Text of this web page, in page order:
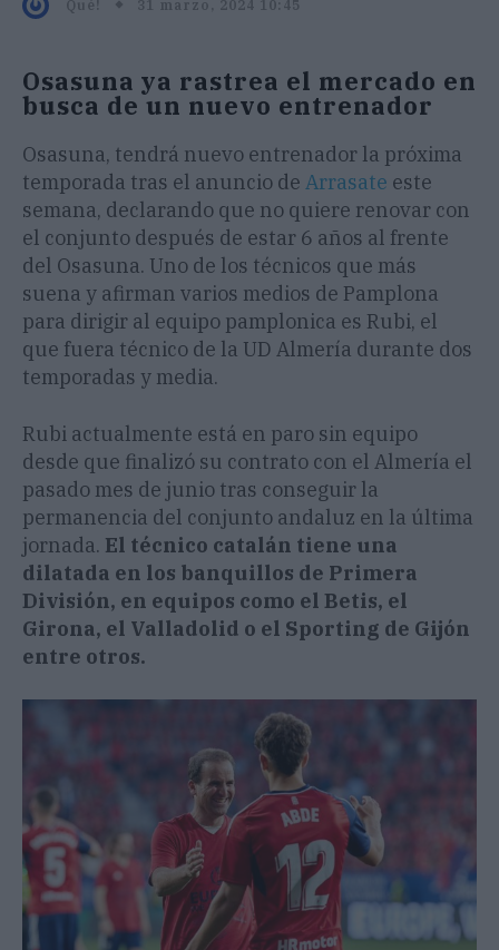
Qué! 31 marzo, 2024 10:45
Osasuna ya rastrea el mercado en
busca de un nuevo entrenador
Osasuna, tendrá nuevo entrenador la próxima
temporada tras el anuncio de Arrasate este
semana, declarando que no quiere renovar con
el conjunto después de estar 6 años al frente
del Osasuna. Uno de los técnicos que más
suena y afirman varios medios de Pamplona
para dirigir al equipo pamplonica es Rubi, el
que fuera técnico de la UD Almería durante dos
temporadas y media.
Rubi actualmente está en paro sin equipo
desde que finalizó su contrato con el Almería el
pasado mes de junio tras conseguir la
permanencia del conjunto andaluz en la última
jornada. El técnico catalán tiene una
dilatada en los banquillos de Primera
División, en equipos como el Betis, el
Girona, el Valladolid o el Sporting de Gijón
entre otros.